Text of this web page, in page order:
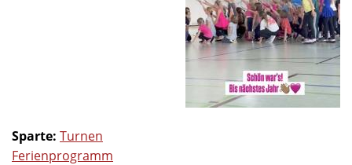
Sparte: Turnen
Ferienprogramm